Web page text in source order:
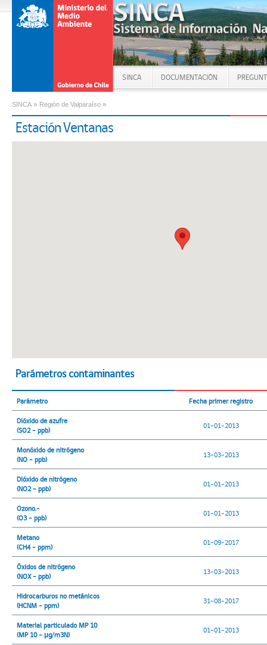
SINCA DOCUMENTACIÓN
SINCA » Región de Valparaíso »
Estación Ventanas
Parámetros contaminantes
Parámetro Fecha primer registro
Dióxido de azufre
(SO2 - ppb)
01-01-2013
Monóxido de nitrógeno
(NO - ppb)
13-03-2013
Dióxido de nitrógeno
(NO2 - ppb)
01-01-2013
Ozono.-
(O3 - ppb)
01-01-2013
Metano
(CH4 - ppm)
01-09-2017
Óxidos de nitrógeno
(NOX - ppb)
13-03-2013
Hidrocarburos no metánicos
(HCNM - ppm)
31-08-2017
Material particulado MP 10
(MP 10 - μg/m3N)
01-01-2013